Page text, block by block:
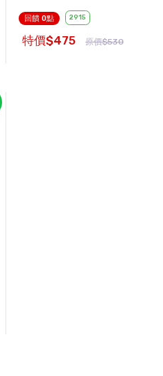
回饋 0點 2915
特價$475 原價$530